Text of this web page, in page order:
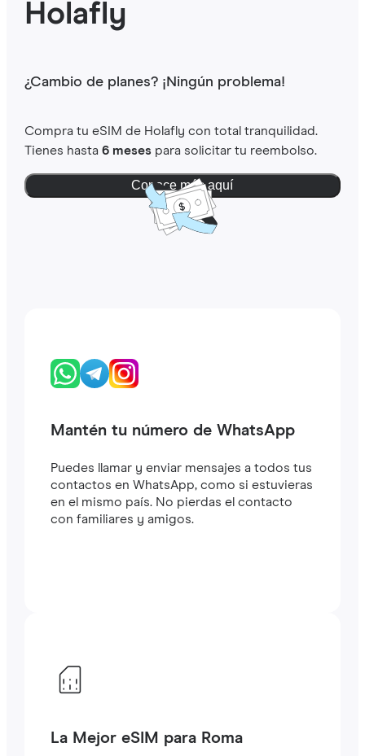
Holafly
¿Cambio de planes? ¡Ningún problema!
Compra tu eSIM de Holafly con total tranquilidad.
Tienes hasta 6 mesespara solicitar tu reembolso.
Conoce más aquí
Mantén tu número de WhatsApp
Puedes llamar y enviar mensajes a todos tus
contactos en WhatsApp, como si estuvieras
en el mismo país. No pierdas el contacto
con familiares y amigos.
La Mejor eSIM para Roma